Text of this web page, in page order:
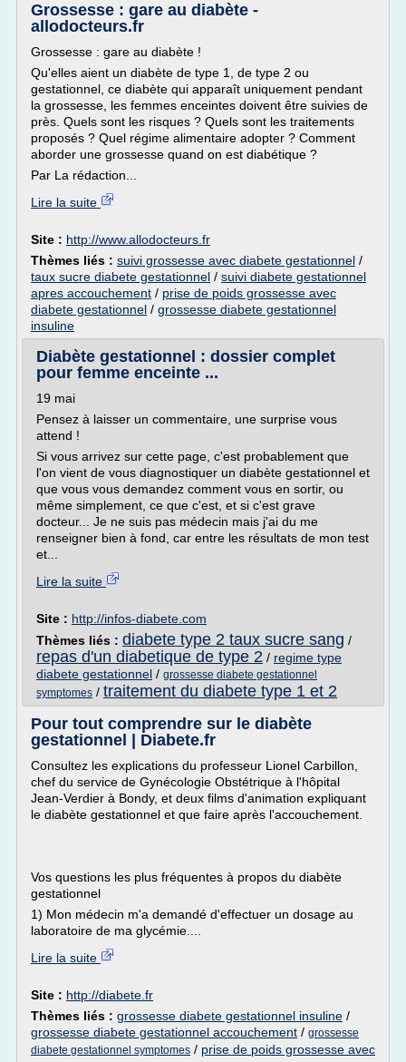
Grossesse : gare au diabète -
allodocteurs.fr
Grossesse : gare au diabète !
Qu'elles aient un diabète de type 1, de type 2 ou
gestationnel, ce diabète qui apparaît uniquement pendant
la grossesse, les femmes enceintes doivent être suivies de
près. Quels sont les risques ? Quels sont les traitements
proposés ? Quel régime alimentaire adopter ? Comment
aborder une grossesse quand on est diabétique ?
Par La rédaction...
Lire la suite
Site : http://www.allodocteurs.fr
Thèmes liés : suivi grossesse avec diabete gestationnel /
taux sucre diabete gestationnel / suivi diabete gestationnel
apres accouchement / prise de poids grossesse avec
diabete gestationnel / grossesse diabete gestationnel
insuline
Diabète gestationnel : dossier complet
pour femme enceinte ...
19 mai
Pensez à laisser un commentaire, une surprise vous
attend !
Si vous arrivez sur cette page, c'est probablement que
l'on vient de vous diagnostiquer un diabète gestationnel et
que vous vous demandez comment vous en sortir, ou
même simplement, ce que c'est, et si c'est grave
docteur... Je ne suis pas médecin mais j'ai du me
renseigner bien à fond, car entre les résultats de mon test
et...
Lire la suite
Site : http://infos-diabete.com
Thèmes liés : diabete type 2 taux sucre sang /
repas d'un diabetique de type 2 / regime type
diabete gestationnel / grossesse diabete gestationnel
symptomes / traitement du diabete type 1 et 2
Pour tout comprendre sur le diabète
gestationnel | Diabete.fr
Consultez les explications du professeur Lionel Carbillon,
chef du service de Gynécologie Obstétrique à l'hôpital
Jean-Verdier à Bondy, et deux films d'animation expliquant
le diabète gestationnel et que faire après l'accouchement.
Vos questions les plus fréquentes à propos du diabète
gestationnel
1) Mon médecin m'a demandé d'effectuer un dosage au
laboratoire de ma glycémie....
Lire la suite
Site : http://diabete.fr
Thèmes liés : grossesse diabete gestationnel insuline /
grossesse diabete gestationnel accouchement / grossesse
diabete gestationnel symptomes / prise de poids grossesse avec